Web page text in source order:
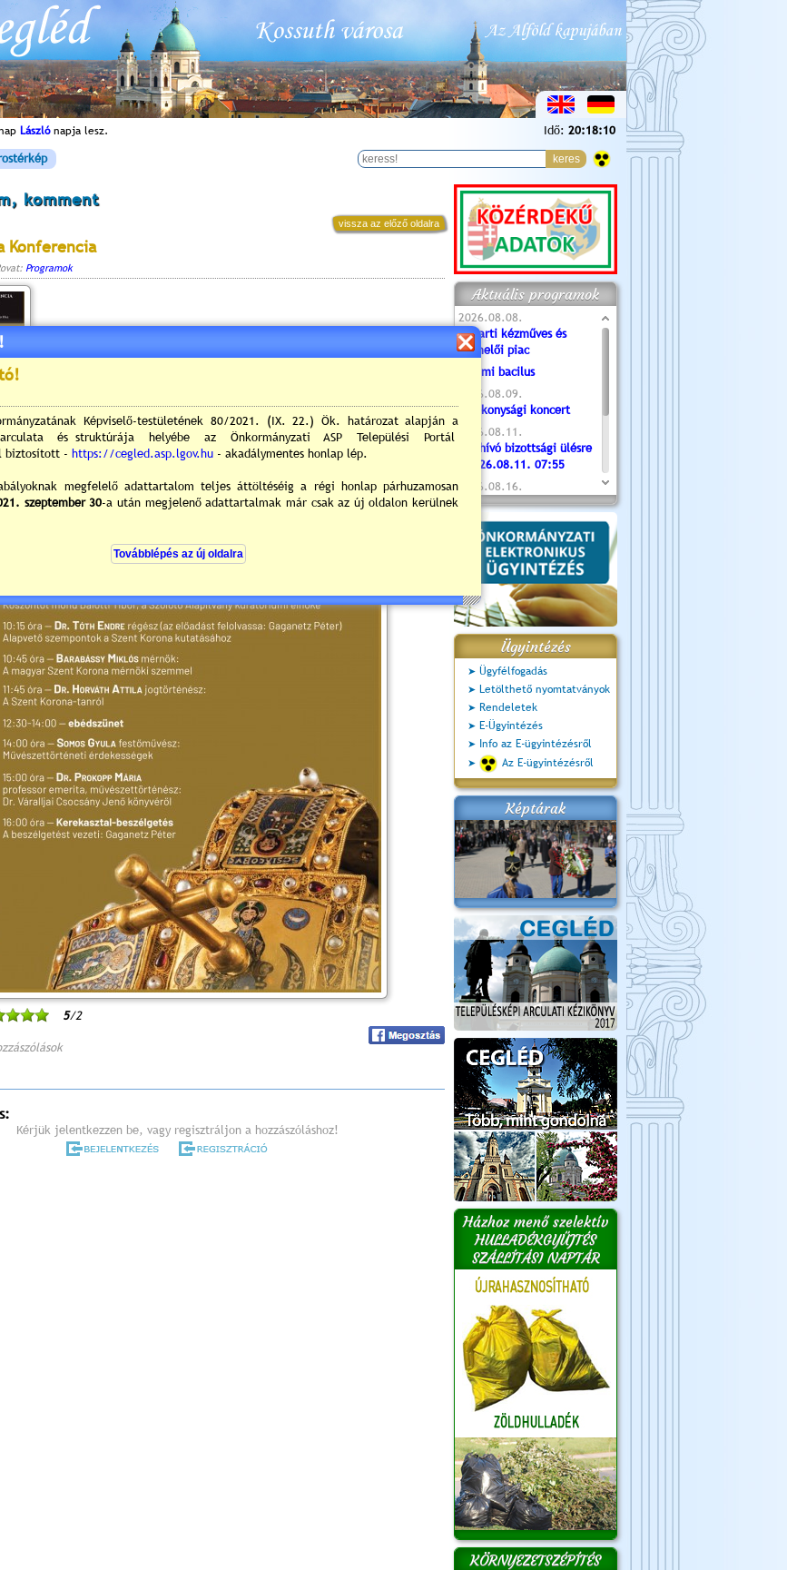
Lászlónapja lesz. Idő: 20:18:10
komment
vissza az előző oldalra
Konferencia
Programok
5/2
Kérjük jelentkezzen be, vagy regisztráljon a hozzászóláshoz!
Aktuális programok
2026.08.08.
Tóparti kézműves és
termelői piac
Valami bacilus
2026.08.09.
Jótékonysági koncert
2026.08.11.
Meghívó bizottsági ülésre
- 2026.08.11. 07:55
2026.08.16.
Újvárosi Közlekedési és
Sportnap
2026.08.19.
Ceglédi fotóklub kiállítás
2026.08.20.
Szent István Ünnepe
Ügyintézés
Ügyfélfogadás
Letölthető nyomtatványok
Rendeletek
E-Ügyintézés
Info az E-ügyintézésről
Az E-ügyintézésről
Képtárak
Házhoz menő szelektív
HULLADÉKGYŰJTÉS
SZÁLLÍTÁSI NAPTÁR
KÖRNYEZETSZÉPÍTÉS